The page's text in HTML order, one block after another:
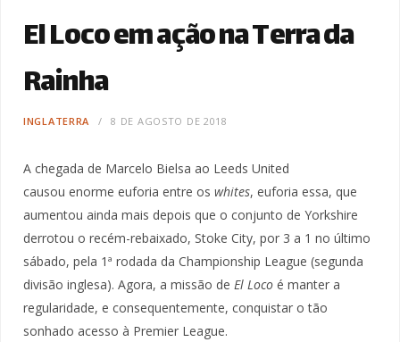
El Loco em ação na Terra da
Rainha
INGLATERRA 8 DE AGOSTO DE 2018
A chegada de Marcelo Bielsa ao Leeds United
causou enorme euforia entre os whites, euforia essa, que
aumentou ainda mais depois que o conjunto de Yorkshire
derrotou o recém-rebaixado, Stoke City, por 3 a 1 no último
sábado, pela 1ª rodada da Championship League (segunda
divisão inglesa). Agora, a missão de El Loco é manter a
regularidade, e consequentemente, conquistar o tão
sonhado acesso à Premier League.